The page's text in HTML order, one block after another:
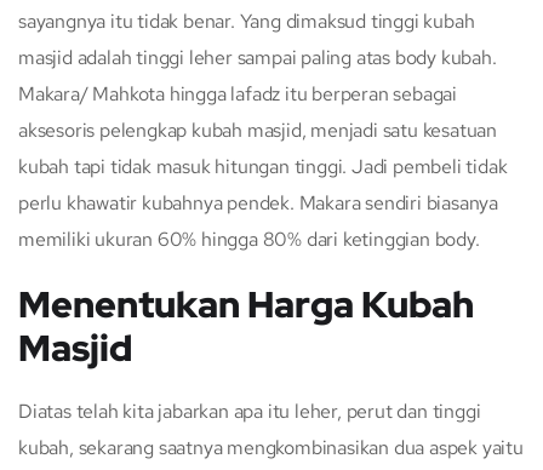
sayangnya itu tidak benar. Yang dimaksud tinggi kubah
masjid adalah tinggi leher sampai paling atas body kubah.
Makara/ Mahkota hingga lafadz itu berperan sebagai
aksesoris pelengkap kubah masjid, menjadi satu kesatuan
kubah tapi tidak masuk hitungan tinggi. Jadi pembeli tidak
perlu khawatir kubahnya pendek. Makara sendiri biasanya
memiliki ukuran 60% hingga 80% dari ketinggian body.
Menentukan Harga Kubah
Masjid
Diatas telah kita jabarkan apa itu leher, perut dan tinggi
kubah, sekarang saatnya mengkombinasikan dua aspek yaitu